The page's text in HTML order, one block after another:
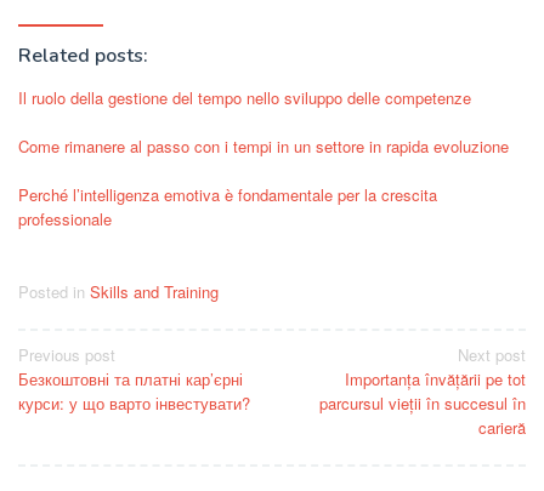
Related posts:
Il ruolo della gestione del tempo nello sviluppo delle competenze
Come rimanere al passo con i tempi in un settore in rapida evoluzione
Perché l’intelligenza emotiva è fondamentale per la crescita
professionale
Posted in Skills and Training
Post
navigation
Previous post
Безкоштовні та платні кар’єрні
курси: у що варто інвестувати?
Next post
Importanța învățării pe tot
parcursul vieții în succesul în
carieră